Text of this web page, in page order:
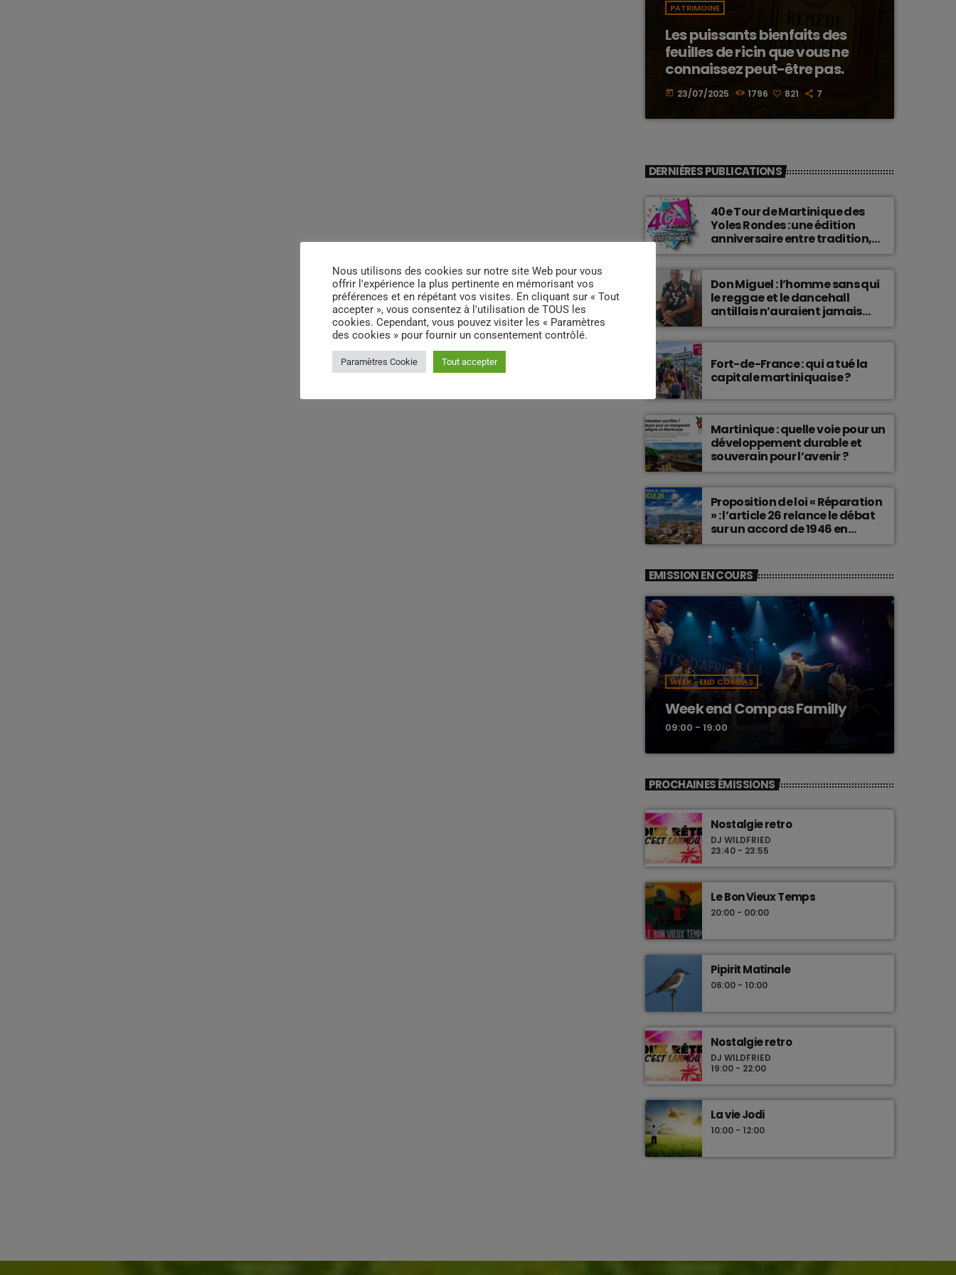
PATRIMOINE
Les puissants bienfaits des
feuilles de ricin que vous ne
connaissez peut-être pas.
today 23/07/2025 1796 821 7
DERNIÈRES PUBLICATIONS
40e Tour de Martinique des
Yoles Rondes : une édition
anniversaire entre tradition,
passion et fierté
martiniquaise.
Don Miguel : l’homme sans qui
le reggae et le dancehall
antillais n’auraient jamais
connu une telle histoire.
Fort-de-France : qui a tué la
capitale martiniquaise ?
Martinique : quelle voie pour un
développement durable et
souverain pour l’avenir ?
Proposition de loi « Réparation
» : l’article 26 relance le débat
sur un accord de 1946 en
Martinique
EMISSION EN COURS
WEEK -END COMPAS
Week end Compas Familly
09:00 - 19:00
PROCHAINES ÉMISSIONS
Nostalgie retro
DJ WILDFRIED
23:40 - 23:55
Le Bon Vieux Temps
20:00 - 00:00
Pipirit Matinale
06:00 - 10:00
Nostalgie retro
DJ WILDFRIED
19:00 - 22:00
La vie Jodi
10:00 - 12:00
Nous utilisons des cookies sur notre site Web pour vous
offrir l'expérience la plus pertinente en mémorisant vos
préférences et en répétant vos visites. En cliquant sur « Tout
accepter », vous consentez à l'utilisation de TOUS les
cookies. Cependant, vous pouvez visiter les « Paramètres
des cookies » pour fournir un consentement contrôlé.
Paramètres Cookie Tout accepter